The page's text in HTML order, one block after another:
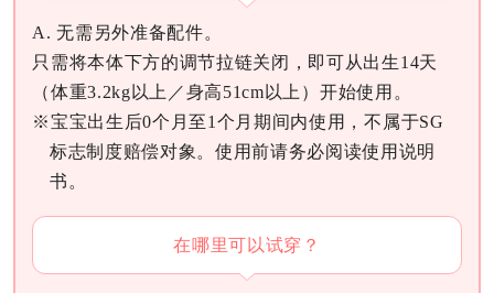
A. 无需另外准备配件。
只需将本体下方的调节拉链关闭，即可从出生14天
（体重3.2kg以上／身高51cm以上）开始使用。
※宝宝出生后0个月至1个月期间内使用，不属于SG
标志制度赔偿对象。使用前请务必阅读使用说明
书。
在哪里可以试穿？